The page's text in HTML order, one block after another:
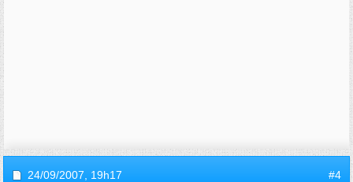
24/09/2007, 19h17 #4